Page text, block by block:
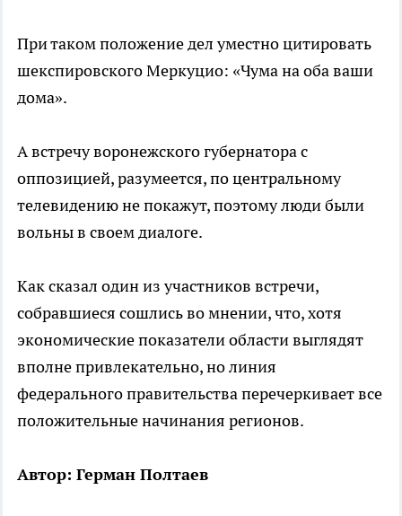
При таком положение дел уместно цитировать
шекспировского Меркуцио: «Чума на оба ваши
дома».
А встречу воронежского губернатора с
оппозицией, разумеется, по центральному
телевидению не покажут, поэтому люди были
вольны в своем диалоге.
Как сказал один из участников встречи,
собравшиеся сошлись во мнении, что, хотя
экономические показатели области выглядят
вполне привлекательно, но линия
федерального правительства перечеркивает все
положительные начинания регионов.
Автор: Герман Полтаев